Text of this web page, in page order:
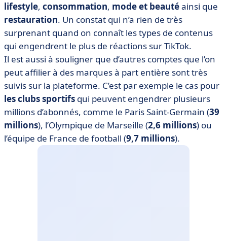
lifestyle, consommation, mode et beautéainsi que
restauration. Un constat qui n’a rien de très
surprenant quand on connaît les types de contenus
qui engendrent le plus de réactions sur TikTok.
Il est aussi à souligner que d’autres comptes que l’on
peut affilier à des marques à part entière sont très
suivis sur la plateforme. C’est par exemple le cas pour
les clubs sportifs qui peuvent engendrer plusieurs
millions d’abonnés, comme le Paris Saint-Germain (39
millions), l’Olympique de Marseille (2,6 millions) ou
l’équipe de France de football (9,7 millions).